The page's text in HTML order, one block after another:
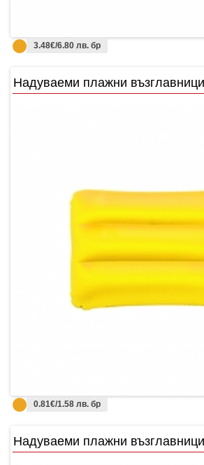
3.48€/6.80 лв. бр
Надуваеми плажни
0.81€/1.58 лв. бр
Надуваеми плажни